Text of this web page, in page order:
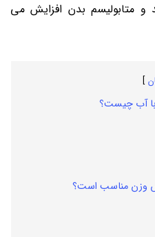
و متابولیسم بدن افزایش می
با آب چیست؟
وزن مناسب است؟